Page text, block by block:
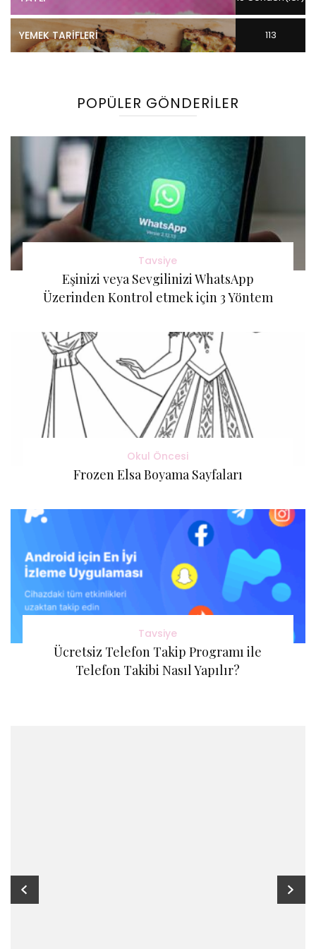
YEMEK TARIFLERI 113
POPÜLER GÖNDERILER
Tavsiye
Eşinizi veya Sevgilinizi WhatsApp
Üzerinden Kontrol etmek için 3 Yöntem
Okul Öncesi
Frozen Elsa Boyama Sayfaları
Tavsiye
Ücretsiz Telefon Takip Programı ile
Telefon Takibi Nasıl Yapılır?